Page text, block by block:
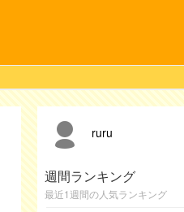
ruru
週間ランキング
最近1週間の人気ランキング